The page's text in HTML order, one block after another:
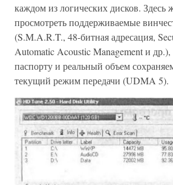
каждом из логических дисков. Здесь
просмотреть поддерживаемые
(S.M.A.R.T., 48-битная адресация,
Automatic Acoustic Management и др.),
паспорту и реальный объем
текущий режим передачи (UDMA 5).